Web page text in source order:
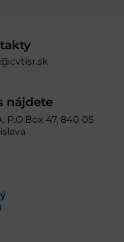
nájdete
P.O.Box 47, 840 05